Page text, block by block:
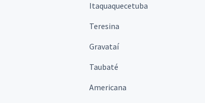
Itaquaquecetuba
Teresina
Gravataí
Taubaté
Americana